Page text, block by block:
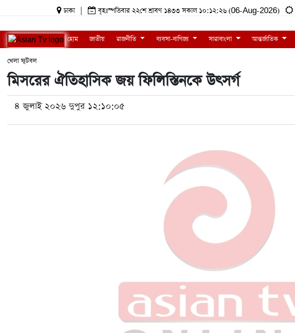
ঢাকা বৃহঃস্পতিবার ২২শে শ্রাবণ ১৪৩৩ সকাল ১০:১২:২৬ (06-Aug-2026)
হোম জাতীয় রাজনীতি ব্যবসা-বাণিজ্য সারাবাংলা আন্তর্জাতিক
খেলা ফুটবল
মিসরের ঐতিহাসিক জয় ফিলিস্তিনকে উৎসর্গ
৪ জুলাই ২০২৬ দুপুর ১২:১০:০৫